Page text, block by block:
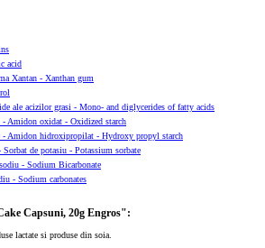
acid
Xantan - Xanthan gum
ale acizilor grasi - Mono- and diglycerides of fatty acids
- Amidon oxidat - Oxidized starch
- Amidon hidroxipropilat - Hydroxy propyl starch
Sorbat de potasiu - Potassium sorbate
- Sodium Bicarbonate
- Sodium carbonates
Capsuni, 20g Engros":
lactate si produse din soia.